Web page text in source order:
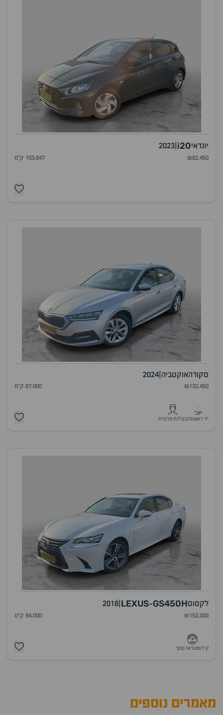
יונדאיi20
2023
₪82,450 103,847 ק"מ
סקודהאוקטביה 2024
₪132,450 87,000 ק"מ
1
יד ראשונהבעלות פרטית
לקסוס LEXUS-GS450H
2018
₪152,000 94,000 ק"מ
קילומטראז נמוך
מאמרים נוספים